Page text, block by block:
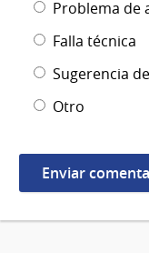
Problema de
Falla técnica
Sugerencia
Otro